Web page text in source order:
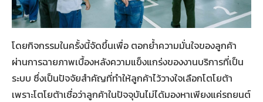
โดยกิจกรรมในครั้งนี้จัดขึ้นเพื่อ ตอกย้ำความมั่นใจของลูกค้า
ผ่านการฉายภาพเบื้องหลังความแข็งแกร่งของงานบริการที่เป็น
ระบบ ซึ่งเป็นปัจจัยสำคัญที่ทำให้ลูกค้าไว้วางใจเลือกโตโยต้า
เพราะโตโยต้าเชื่อว่าลูกค้าในปัจจุบันไม่ได้มองหาเพียงแค่รถยนต์